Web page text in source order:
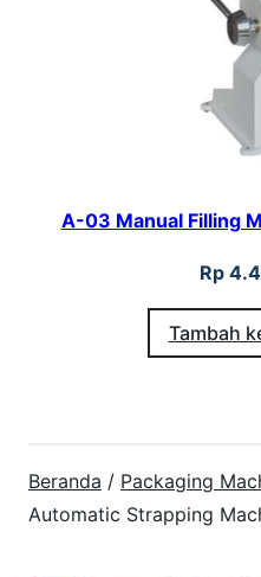
A-03 Manual Filling
Rp
Tambah
Beranda / Packaging
Automatic Strapping